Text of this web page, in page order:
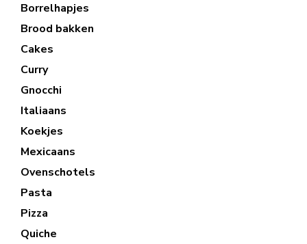
Borrelhapjes
Brood bakken
Cakes
Curry
Gnocchi
Italiaans
Koekjes
Mexicaans
Ovenschotels
Pasta
Pizza
Quiche